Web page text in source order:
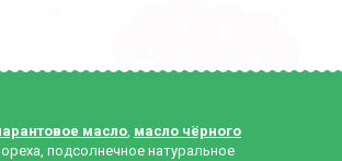
масло, масло чёрного
подсолнечное натуральное